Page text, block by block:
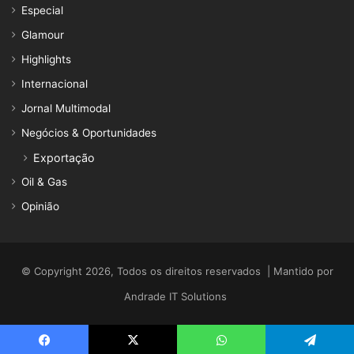
Especial
Glamour
Highlights
Internacional
Jornal Multimodal
Negócios & Oportunidades
Exportação
Oil & Gas
Opinião
© Copyright 2026, Todos os direitos reservados | Mantido por
Andrade IT Solutions